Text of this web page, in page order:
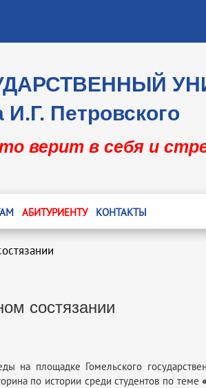
Петровского
верит в себя и
АБИТУРИЕНТУ КОНТАКТЫ
состязании
на площадке Гомельского
по истории среди студентов по теме